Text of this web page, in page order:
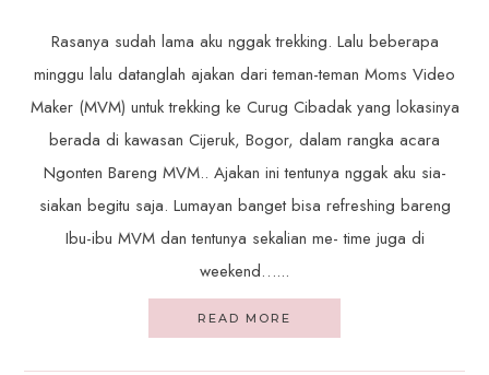
Rasanya sudah lama aku nggak trekking. Lalu beberapa
minggu lalu datanglah ajakan dari teman-teman Moms Video
Maker (MVM) untuk trekking ke Curug Cibadak yang lokasinya
berada di kawasan Cijeruk, Bogor, dalam rangka acara
Ngonten Bareng MVM.. Ajakan ini tentunya nggak aku sia-
siakan begitu saja. Lumayan banget bisa refreshing bareng
Ibu-ibu MVM dan tentunya sekalian me- time juga di
weekend…...
READ MORE